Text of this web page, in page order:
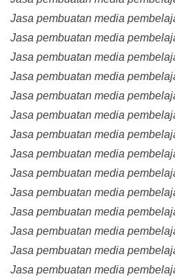
Jasa pembuatan media
Jasa pembuatan media
Jasa pembuatan media
Jasa pembuatan media
Jasa pembuatan media
Jasa pembuatan media
Jasa pembuatan media
Jasa pembuatan media
Jasa pembuatan media
Jasa pembuatan media
Jasa pembuatan media
Jasa pembuatan media
Jasa pembuatan media
Jasa pembuatan media